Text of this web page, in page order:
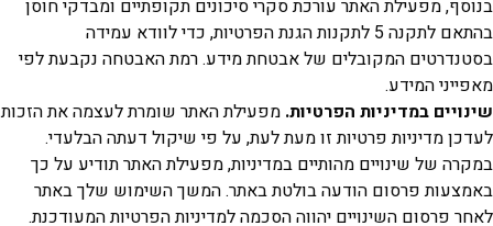
מפעילת האתר עורכת סקרי סיכונים תקופתיים ומבדקי חוסן
בהתאם לתקנה 5 לתקנות הגנת הפרטיות, כדי לוודא עמידה
המקובלים של אבטחת מידע. רמת האבטחה נקבעת לפי
המידע.
במדיניות הפרטיות.מפעילת האתר שומרת לעצמה את הזכות
מדיניות פרטיות זו מעת לעת, על פי שיקול דעתה הבלעדי.
של שינויים מהותיים במדיניות, מפעילת האתר תודיע על כך
פרסום הודעה בולטת באתר. המשך השימוש שלך באתר
השינויים יהווה הסכמה למדיניות הפרטיות המעודכנת.